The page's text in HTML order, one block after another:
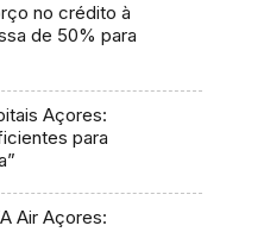
no crédito à
de 50% para
Açores:
para
Air Açores: